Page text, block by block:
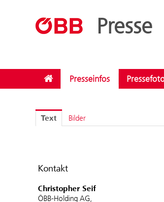
Presse
Presseinfos
Text Bilder
Kontakt
Christopher Seif
ÖBB-Holding AG,